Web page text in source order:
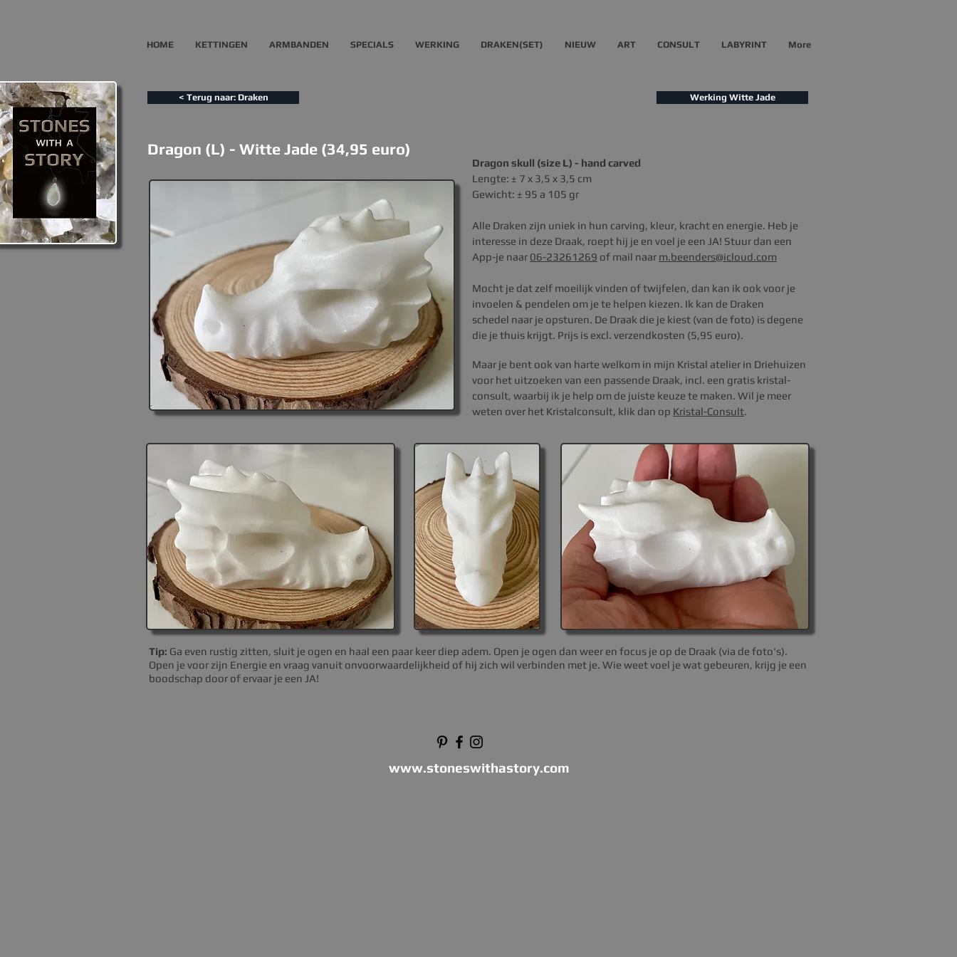
HOME KETTINGEN ARMBANDEN SPECIALS WERKING DRAKEN(SET) NIEUW ART CONSULT LABYRINT More
< Terug naar: Draken Werking Witte Jade
Dragon (L) - Witte Jade (34,95 euro)
Dragon skull (size L) - hand carved
Lengte: ± 7 x 3,5 x 3,5 cm
Gewicht: ± 95 a 105 gr
Alle Draken zijn uniek in hun carving, kleur, kracht en energie. Heb je
interesse in deze Draak, roept hij je en voel je een JA! Stuur dan een
App-je naar 06-23261269 of mail naar m.beenders@icloud.com
Mocht je dat zelf moeilijk vinden of twijfelen, dan kan ik ook voor je
invoelen & pendelen om je te helpen kiezen. Ik kan de Draken
schedel naar je opsturen. De Draak die je kiest (van de foto) is degene
die je thuis krijgt. Prijs is excl. verzendkosten (5,95 euro).
Maar je bent ook van harte welkom in mijn Kristal atelier in Driehuizen
voor het uitzoeken van een passende Draak, incl. een gratis kristal-
consult, waarbij ik je help om de juiste keuze te maken. Wil je meer
weten over het Kristalconsult, klik dan op Kristal-Consult.
Tip: Ga even rustig zitten, sluit je ogen en haal een paar keer diep adem. Open je ogen dan weer en focus je op de Draak (via de foto's).
Open je voor zijn Energie en vraag vanuit onvoorwaardelijkheid of hij zich wil verbinden met je. Wie weet voel je wat gebeuren, krijg je een
boodschap door of ervaar je een JA!
www.stoneswithastory.com